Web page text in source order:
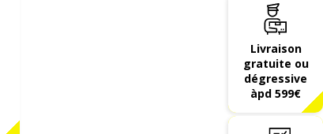
Livraison
gratuite ou
dégressive
àpd 599€